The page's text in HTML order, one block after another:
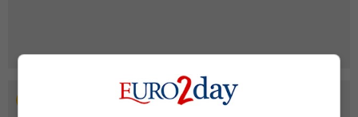
Προσθέστε το euro2day.gr στο Discover